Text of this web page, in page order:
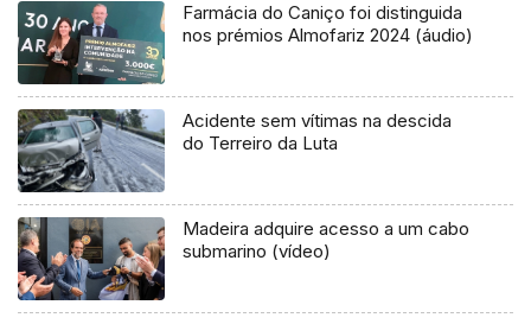
Farmácia do Caniço foi distinguida
nos prémios Almofariz 2024 (áudio)
Acidente sem vítimas na descida
do Terreiro da Luta
Madeira adquire acesso a um cabo
submarino (vídeo)